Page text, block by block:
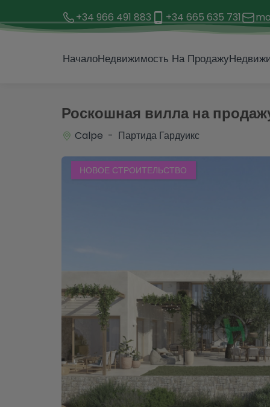
+34 966 491 883 +34 665 635 731
НачалоНедвижимость На Продажу
Роскошная вилла на
Calpe - Партида Гардуикс
НОВОЕ СТРОИТЕЛЬСТВО
1 / 9